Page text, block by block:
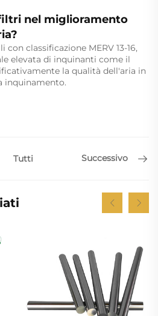
nel miglioramento
classificazione MERV 13-16,
elevata di inquinanti come il
la qualità dell'aria in
inquinamento.
Tutti Successivo